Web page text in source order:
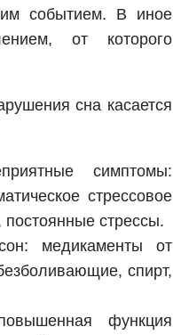
событием. В иное
от которого
сна касается
симптомы:
стрессовое
постоянные стрессы.
медикаменты от
спирт,
функция